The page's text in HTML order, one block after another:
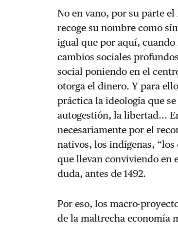
No en vano, por su parte
recoge su nombre como
igual que por aquí,
cambios sociales
social poniendo en el
otorga el dinero. Y para
práctica la ideología que
autogestión, la libertad...
necesariamente por el
nativos, los indígenas,
que llevan conviviendo en
duda, antes de 1492.
Por eso, los macro-
de la maltrecha economía